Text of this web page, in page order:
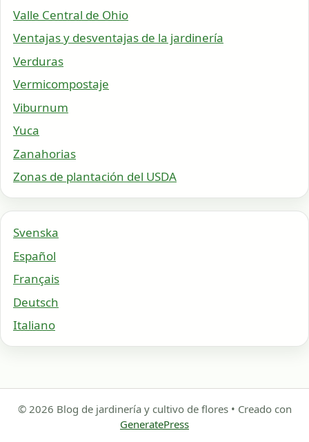
Valle Central de Ohio
Ventajas y desventajas de la jardinería
Verduras
Vermicompostaje
Viburnum
Yuca
Zanahorias
Zonas de plantación del USDA
Svenska
Español
Français
Deutsch
Italiano
© 2026 Blog de jardinería y cultivo de flores• Creado con
GeneratePress